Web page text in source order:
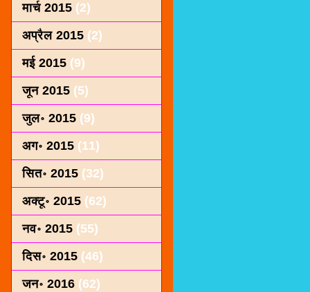
मार्च 2015 (2)
अप्रैल 2015 (2)
मई 2015 (9)
जून 2015 (5)
जुल॰ 2015 (9)
अग॰ 2015 (11)
सित॰ 2015 (32)
अक्टू॰ 2015 (62)
नव॰ 2015 (55)
दिस॰ 2015 (46)
जन॰ 2016 (62)